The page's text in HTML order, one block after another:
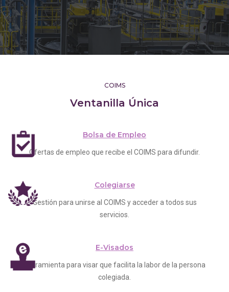
COIMS
Ventanilla Única
Bolsa de Empleo
Ofertas de empleo que recibe el COIMS para difundir.
Colegiarse
Gestión para unirse al COIMS y acceder a todos sus
servicios.
E-Visados
Herramienta para visar que facilita la labor de la persona
colegiada.